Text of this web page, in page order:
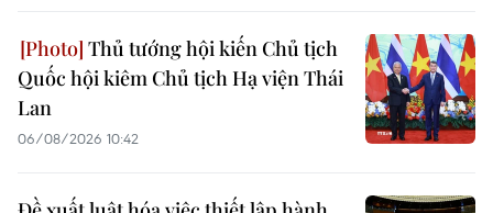
Thủ tướng hội kiến Chủ tịch
Quốc hội kiêm Chủ tịch Hạ viện Thái
Lan
06/08/2026 10:42